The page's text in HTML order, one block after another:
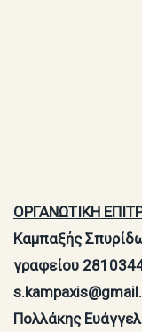
ΟΡΓΑΝΩΤΙΚΗ
Καμπαξής
γραφείου
s.kampaxis@g
Πολλάκης